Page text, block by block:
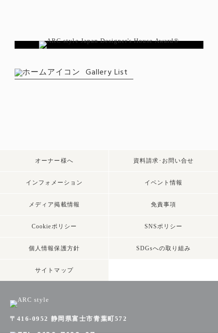
Gallery List
オーナー様へ 資料請求･お問い合せ
インフォメーション イベント情報
メディア掲載情報 免責事項
Cookieポリシー SNSポリシー
個人情報保護方針 SDGsへの取り組み
サイトマップ
〒416-0952 静岡県富士市青葉町572